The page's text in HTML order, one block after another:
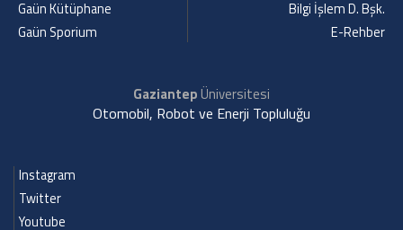
Gaün Kütüphane
Gaün Sporium
Bilgi İşlem D. Bşk.
E-Rehber
GaziantepÜniversitesi
Otomobil, Robot ve Enerji Topluluğu
Instagram
Twitter
Youtube